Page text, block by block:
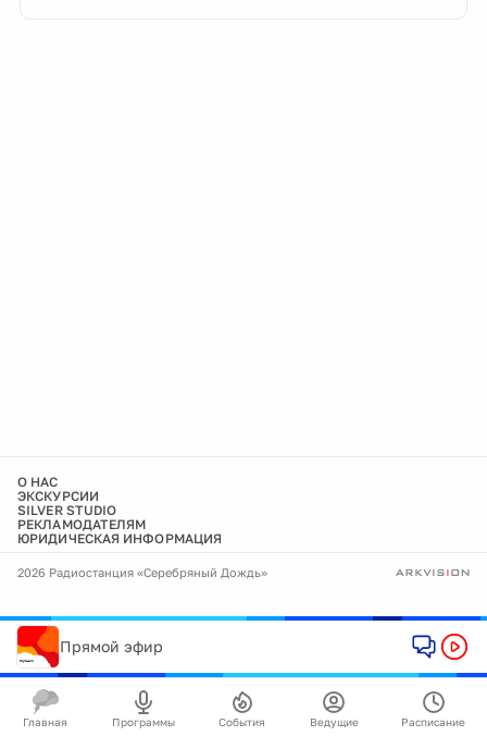
О НАС
ЭКСКУРСИИ
SILVER STUDIO
РЕКЛАМОДАТЕЛЯМ
ЮРИДИЧЕСКАЯ ИНФОРМАЦИЯ
2026 Радиостанция «Серебряный Дождь»
Прямой эфир
Главная Программы События Ведущие Расписание